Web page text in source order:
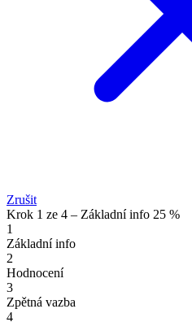
Zrušit
Krok 1 ze 4 – Základní info 25 %
1
Základní info
2
Hodnocení
3
Zpětná vazba
4